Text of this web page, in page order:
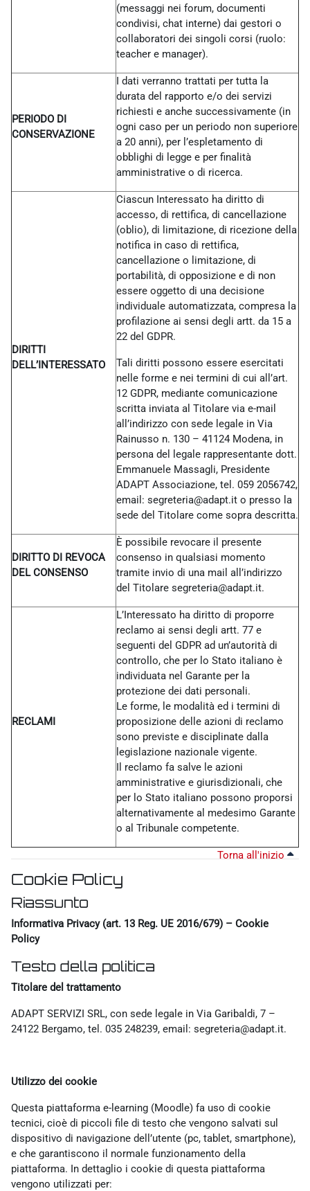
(messaggi nei forum, documenti
condivisi, chat interne) dai gestori o
collaboratori dei singoli corsi (ruolo:
teacher e manager).
PERIODO DI
CONSERVAZIONE
I dati verranno trattati per tutta la
durata del rapporto e/o dei servizi
richiesti e anche successivamente (in
ogni caso per un periodo non superiore
a 20 anni), per l’espletamento di
obblighi di legge e per finalità
amministrative o di ricerca.
DIRITTI
DELL’INTERESSATO
Ciascun Interessato ha diritto di
accesso, di rettifica, di cancellazione
(oblio), di limitazione, di ricezione della
notifica in caso di rettifica,
cancellazione o limitazione, di
portabilità, di opposizione e di non
essere oggetto di una decisione
individuale automatizzata, compresa la
profilazione ai sensi degli artt. da 15 a
22 del GDPR.
Tali diritti possono essere esercitati
nelle forme e nei termini di cui all’art.
12 GDPR, mediante comunicazione
scritta inviata al Titolare via e-mail
all’indirizzo con sede legale in Via
Rainusso n. 130 – 41124 Modena, in
persona del legale rappresentante dott.
Emmanuele Massagli, Presidente
ADAPT Associazione, tel. 059 2056742,
email: segreteria@adapt.it o presso la
sede del Titolare come sopra descritta.
DIRITTO DI REVOCA
DEL CONSENSO
È possibile revocare il presente
consenso in qualsiasi momento
tramite invio di una mail all’indirizzo
del Titolare segreteria@adapt.it.
RECLAMI
L’Interessato ha diritto di proporre
reclamo ai sensi degli artt. 77 e
seguenti del GDPR ad un’autorità di
controllo, che per lo Stato italiano è
individuata nel Garante per la
protezione dei dati personali.
Le forme, le modalità ed i termini di
proposizione delle azioni di reclamo
sono previste e disciplinate dalla
legislazione nazionale vigente.
Il reclamo fa salve le azioni
amministrative e giurisdizionali, che
per lo Stato italiano possono proporsi
alternativamente al medesimo Garante
o al Tribunale competente.
Torna all'inizio
Cookie Policy
Riassunto
Informativa Privacy (art. 13 Reg. UE 2016/679) – Cookie
Policy
Testo della politica
Titolare del trattamento
ADAPT SERVIZI SRL, con sede legale in Via Garibaldi, 7 –
24122 Bergamo, tel. 035 248239, email: segreteria@adapt.it.
Utilizzo dei cookie
Questa piattaforma e-learning (Moodle) fa uso di cookie
tecnici, cioè di piccoli file di testo che vengono salvati sul
dispositivo di navigazione dell’utente (pc, tablet, smartphone),
e che garantiscono il normale funzionamento della
piattaforma. In dettaglio i cookie di questa piattaforma
vengono utilizzati per: